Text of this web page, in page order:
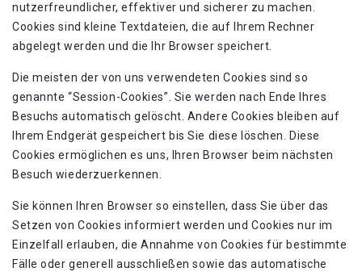
nutzerfreundlicher, effektiver und sicherer zu machen.
Cookies sind kleine Textdateien, die auf Ihrem Rechner
abgelegt werden und die Ihr Browser speichert.
Die meisten der von uns verwendeten Cookies sind so
genannte “Session-Cookies”. Sie werden nach Ende Ihres
Besuchs automatisch gelöscht. Andere Cookies bleiben auf
Ihrem Endgerät gespeichert bis Sie diese löschen. Diese
Cookies ermöglichen es uns, Ihren Browser beim nächsten
Besuch wiederzuerkennen.
Sie können Ihren Browser so einstellen, dass Sie über das
Setzen von Cookies informiert werden und Cookies nur im
Einzelfall erlauben, die Annahme von Cookies für bestimmte
Fälle oder generell ausschließen sowie das automatische